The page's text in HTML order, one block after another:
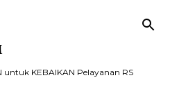
untuk KEBAIKAN Pelayanan RS